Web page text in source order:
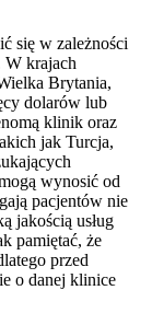
się w zależności
W krajach
Brytania,
dolarów lub
klinik oraz
jak Turcja,
wynosić od
pacjentów nie
jakością usług
pamiętać, że
przed
o danej klinice